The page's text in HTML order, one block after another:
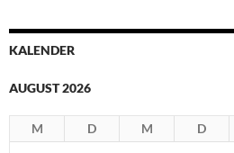
KALENDER
AUGUST 2026
M D M D